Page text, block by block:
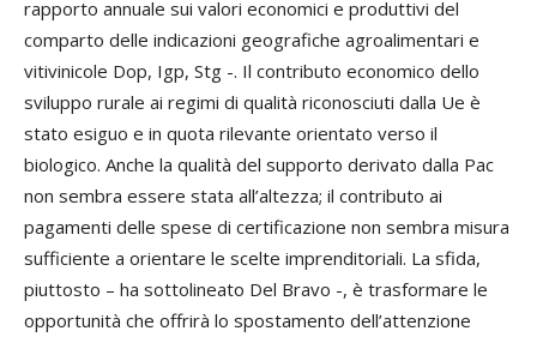
rapporto annuale sui valori economici e produttivi del
comparto delle indicazioni geografiche agroalimentari e
vitivinicole Dop, Igp, Stg -. Il contributo economico dello
sviluppo rurale ai regimi di qualità riconosciuti dalla Ue è
stato esiguo e in quota rilevante orientato verso il
biologico. Anche la qualità del supporto derivato dalla Pac
non sembra essere stata all’altezza; il contributo ai
pagamenti delle spese di certificazione non sembra misura
sufficiente a orientare le scelte imprenditoriali. La sfida,
piuttosto – ha sottolineato Del Bravo -, è trasformare le
opportunità che offrirà lo spostamento dell’attenzione